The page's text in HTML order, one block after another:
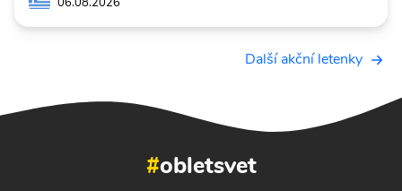
Další akční letenky
#obletsvet